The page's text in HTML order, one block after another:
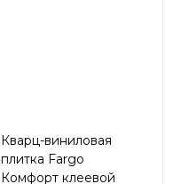
Кварц-виниловая
плитка Fargo
Комфорт клеевой